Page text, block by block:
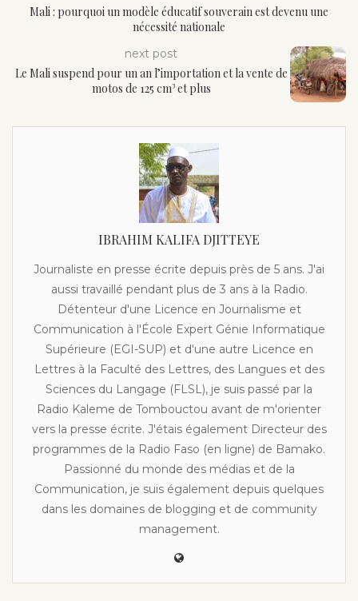
Mali : pourquoi un modèle éducatif souverain est devenu une
nécessité nationale
next post
Le Mali suspend pour un an l’importation et la vente de
motos de 125 cm³ et plus
IBRAHIM KALIFA DJITTEYE
Journaliste en presse écrite depuis près de 5 ans. J'ai
aussi travaillé pendant plus de 3 ans à la Radio.
Détenteur d'une Licence en Journalisme et
Communication à l'École Expert Génie Informatique
Supérieure (EGI-SUP) et d'une autre Licence en
Lettres à la Faculté des Lettres, des Langues et des
Sciences du Langage (FLSL), je suis passé par la
Radio Kaleme de Tombouctou avant de m'orienter
vers la presse écrite. J'étais également Directeur des
programmes de la Radio Faso (en ligne) de Bamako.
Passionné du monde des médias et de la
Communication, je suis également depuis quelques
dans les domaines de blogging et de community
management.